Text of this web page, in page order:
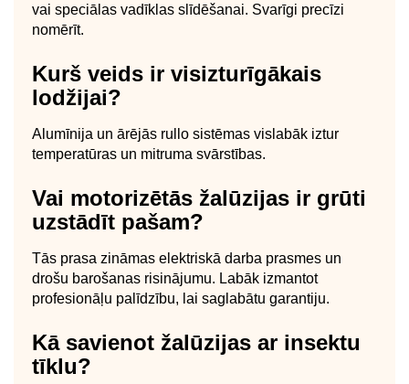
vai speciālas vadīklas slīdēšanai. Svarīgi precīzi
nomērīt.
Kurš veids ir visizturīgākais
lodžijai?
Alumīnija un ārējās rullo sistēmas vislabāk iztur
temperatūras un mitruma svārstības.
Vai motorizētās žalūzijas ir grūti
uzstādīt pašam?
Tās prasa zināmas elektriskā darba prasmes un
drošu barošanas risinājumu. Labāk izmantot
profesionāļu palīdzību, lai saglabātu garantiju.
Kā savienot žalūzijas ar insektu
tīklu?